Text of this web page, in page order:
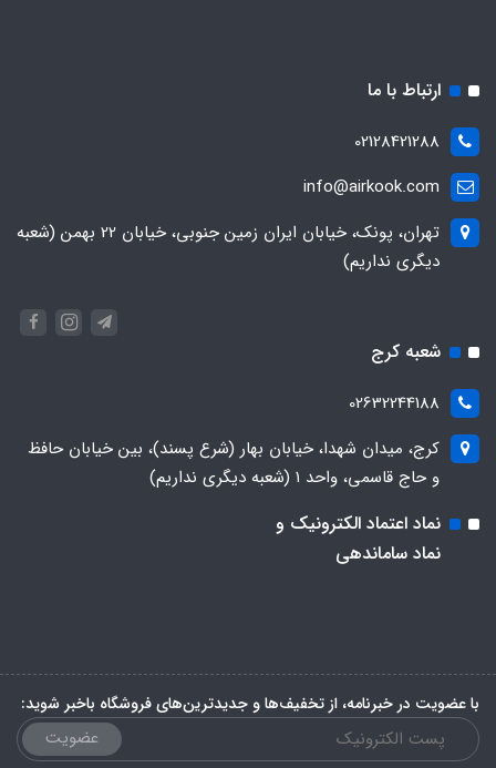
ارتباط با ما
02128421288
info@airkook.com
تهران، پونک، خیابان ایران زمین جنوبی، خیابان 22 بهمن (شعبه
دیگری نداریم)
شعبه کرج
02632244188
کرج، میدان شهدا، خیابان بهار (شرع پسند)، بین خیابان حافظ
و حاج قاسمی، واحد ۱ (شعبه دیگری نداریم)
نماد اعتماد الکترونیک و
نماد ساماندهی
با عضویت در خبرنامه، از تخفیف‌ها و جدیدترین‌های فروشگاه باخبر شوید:
عضویت